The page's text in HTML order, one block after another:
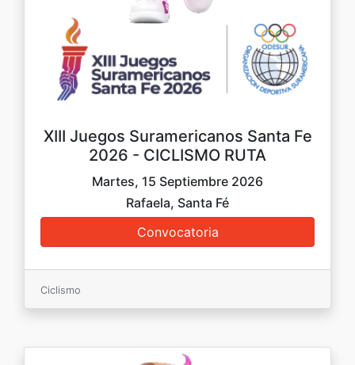
XIII Juegos Suramericanos Santa Fe
2026 - CICLISMO RUTA
Martes, 15 Septiembre 2026
Rafaela, Santa Fé
Ciclismo